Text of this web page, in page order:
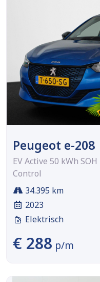
Peugeot e-208
EV Active 50 kWh
Control
34.395 km
2023
Elektrisch
€ 288 p/m